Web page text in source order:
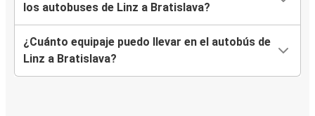
los autobuses de Linz a Bratislava?
¿Cuánto equipaje puedo llevar en el autobús de
Linz a Bratislava?